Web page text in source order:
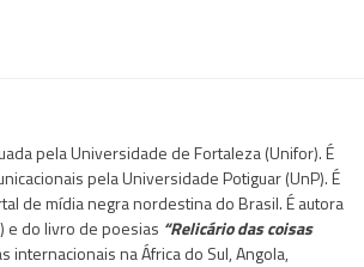
pela Universidade de Fortaleza (Unifor). É
pela Universidade Potiguar (UnP). É
de mídia negra nordestina do Brasil. É autora
e do livro de poesias “Relicário das coisas
internacionais na África do Sul, Angola,